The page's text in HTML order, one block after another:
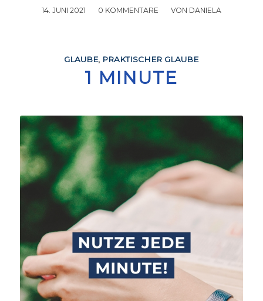
14. JUNI 2021
/ 0 KOMMENTARE
/ VON DANIELA
GLAUBE, PRAKTISCHER GLAUBE
1 MINUTE